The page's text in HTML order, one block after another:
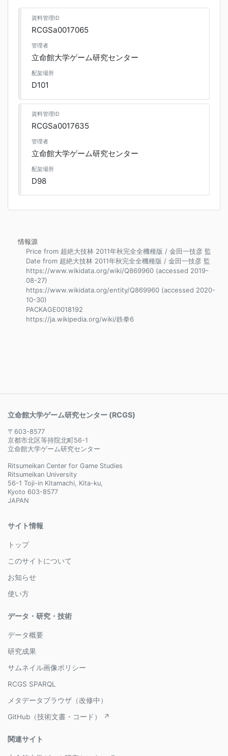
資料管理ID
RCGSa0017065
管理者
立命館大学ゲーム研究センター
配架場所
D101
資料管理ID
RCGSa0017635
管理者
立命館大学ゲーム研究センター
配架場所
D98
情報源
Price from 超絶大技林 2011年秋完全全機種版 / 金田一技彦 監
Date from 超絶大技林 2011年秋完全全機種版 / 金田一技彦 監
https://www.wikidata.org/wiki/Q869960 (accessed 2019-
08-27)
https://www.wikidata.org/entity/Q869960 (accessed 2020-
10-30)
PACKAGE0018192
https://ja.wikipedia.org/wiki/鉄拳6
立命館大学ゲーム研究センター (RCGS)
〒603-8577
京都市北区等持院北町56-1
立命館大学ゲーム研究センター
Ritsumeikan Center for Game Studies
Ritsumeikan University
56-1 Toji-in Kitamachi, Kita-ku,
Kyoto 603-8577
JAPAN
サイト情報
トップ
このサイトについて
お知らせ
使い方
データ・研究・技術
データ概要
研究成果
サムネイル画像ポリシー
RCGS SPARQL
メタデータブラウザ（改修中）
GitHub（技術文書・コード） ↗
関連サイト